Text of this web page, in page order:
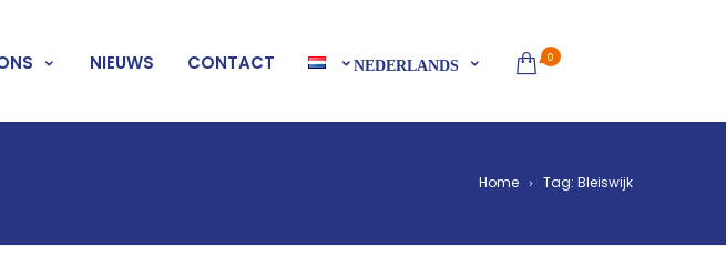
0
NIEUWS CONTACT NEDERLANDS
Home Tag: Bleiswijk